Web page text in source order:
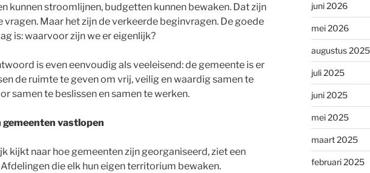
kunnen stroomlijnen, budgetten kunnen bewaken. Dat zijn
vragen. Maar het zijn de verkeerde beginvragen. De goede
is: waarvoor zijn we er eigenlijk?
is even eenvoudig als veeleisend: de gemeente is er
de ruimte te geven om vrij, veilig en waardig samen te
samen te beslissen en samen te werken.
gemeenten vastlopen
kijkt naar hoe gemeenten zijn georganiseerd, ziet een
die elk hun eigen territorium bewaken.
juni 2026
mei 2026
augustus 2025
juli 2025
juni 2025
mei 2025
maart 2025
februari 2025